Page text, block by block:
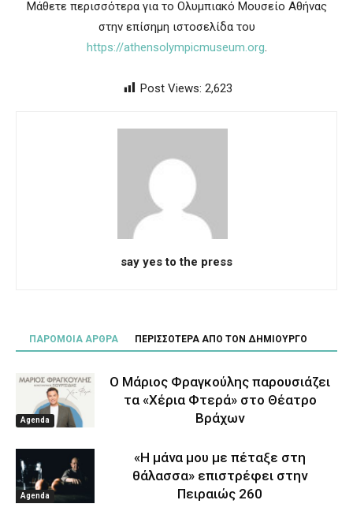
Μάθετε περισσότερα για το Ολυμπιακό Μουσείο Αθήνας
στην επίσημη ιστοσελίδα του
https://athensolympicmuseum.org.
Post Views: 2,623
say yes to the press
ΠΑΡΟΜΟΙΑ ΑΡΘΡΑ ΠΕΡΙΣΣΟΤΕΡΑ ΑΠΟ ΤΟΝ ΔΗΜΙΟΥΡΓΟ
Agenda
Ο Μάριος Φραγκούλης παρουσιάζει
τα «Χέρια Φτερά» στο Θέατρο
Βράχων
Agenda
«Η μάνα μου με πέταξε στη
θάλασσα» επιστρέφει στην
Πειραιώς 260